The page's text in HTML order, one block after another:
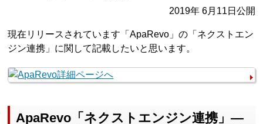
2019年 6月11日公開
現在リリースされています「ApaRevo」の「ネクストエン
ジン連携」に関して記載したいと思います。
ApaRevo「ネクストエンジン連携」—